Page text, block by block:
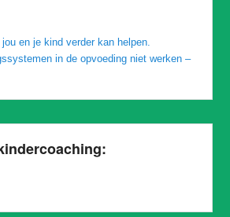
jou en je kind verder kan helpen.
in de opvoeding niet werken –